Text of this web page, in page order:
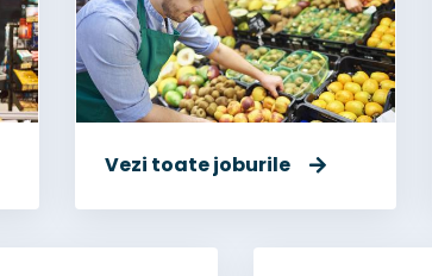
Vezi toate joburile